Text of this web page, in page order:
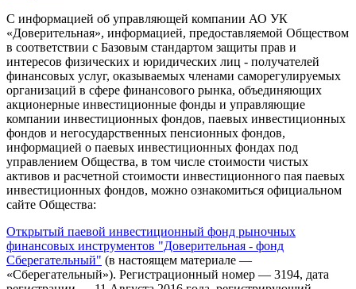
С информацией об управляющей компании АО УК
«Доверительная», информацией, предоставляемой Обществом
в соответствии с Базовым стандартом защиты прав и
интересов физических и юридических лиц - получателей
финансовых услуг, оказываемых членами саморегулируемых
организаций в сфере финансового рынка, объединяющих
акционерные инвестиционные фонды и управляющие
компании инвестиционных фондов, паевых инвестиционных
фондов и негосударственных пенсионных фондов,
информацией о паевых инвестиционных фондах под
управлением Общества, в том числе стоимости чистых
активов и расчетной стоимости инвестиционного пая паевых
инвестиционных фондов, можно ознакомиться официальном
сайте Общества:
Открытый паевой инвестиционный фонд рыночных
финансовых инструментов "Доверительная - фонд
Сберегательный" (в настоящем материале —
«Сберегательный»). Регистрационный номер — 3194, дата